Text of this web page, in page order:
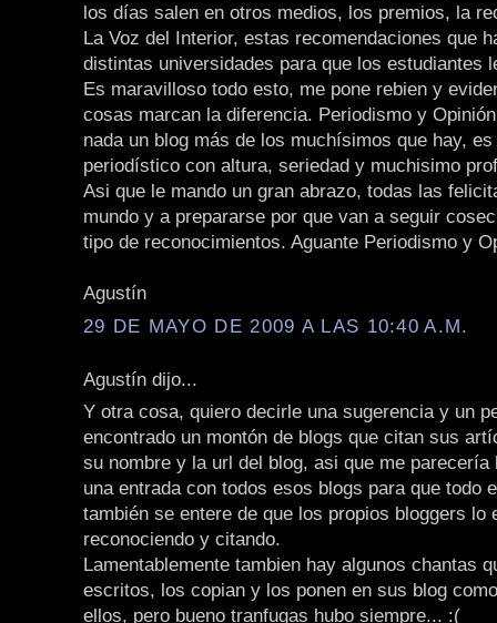
los días salen en otros medios, los premios, la
La Voz del Interior, estas recomendaciones que
distintas universidades para que los estudiantes
Es maravilloso todo esto, me pone rebien y
cosas marcan la diferencia. Periodismo y
nada un blog más de los muchísimos que hay, es
periodístico con altura, seriedad y muchisimo
Asi que le mando un gran abrazo, todas las
mundo y a prepararse por que van a seguir
tipo de reconocimientos. Aguante Periodismo y
Agustín
29 DE MAYO DE 2009 A LAS 10:40 A.M.
Agustín dijo...
Y otra cosa, quiero decirle una sugerencia y un
encontrado un montón de blogs que citan sus
su nombre y la url del blog, asi que me parecería
una entrada con todos esos blogs para que todo
también se entere de que los propios bloggers lo
reconociendo y citando.
Lamentablemente tambien hay algunos chantas
escritos, los copian y los ponen en sus blog
ellos, pero bueno tranfugas hubo siempre... :(